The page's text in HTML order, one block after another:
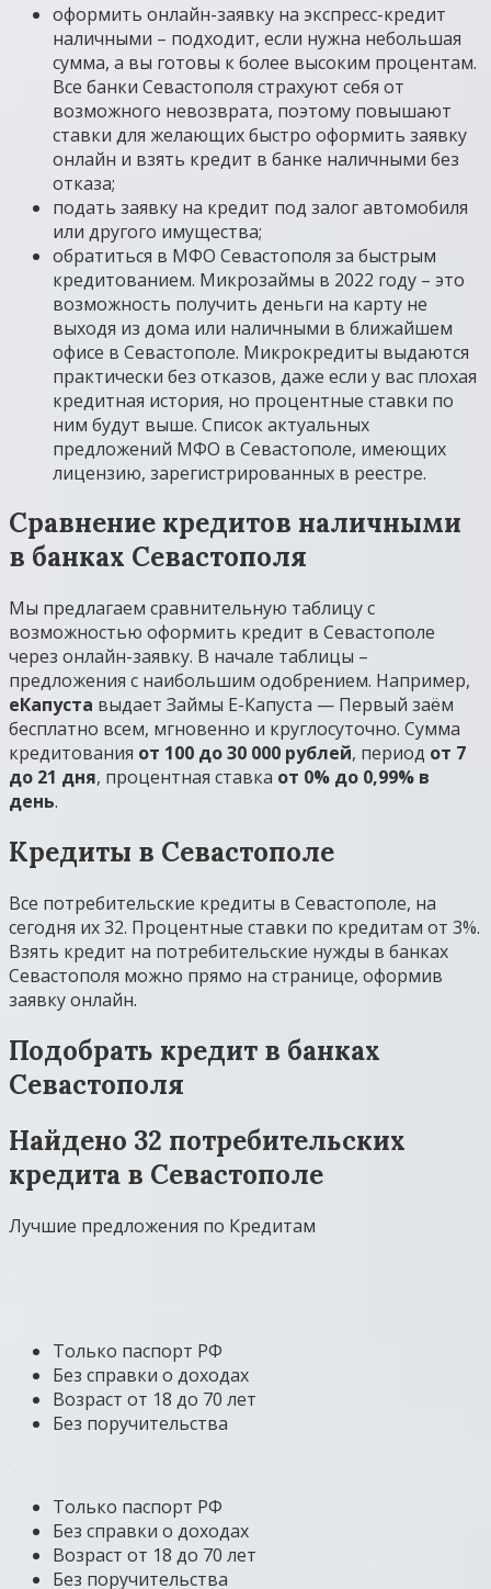
оформить онлайн-заявку на экспресс-кредит
наличными – подходит, если нужна небольшая
сумма, а вы готовы к более высоким процентам.
Все банки Севастополя страхуют себя от
возможного невозврата, поэтому повышают
ставки для желающих быстро оформить заявку
онлайн и взять кредит в банке наличными без
отказа;
подать заявку на кредит под залог автомобиля
или другого имущества;
обратиться в МФО Севастополя за быстрым
кредитованием. Микрозаймы в 2022 году – это
возможность получить деньги на карту не
выходя из дома или наличными в ближайшем
офисе в Севастополе. Микрокредиты выдаются
практически без отказов, даже если у вас плохая
кредитная история, но процентные ставки по
ним будут выше. Список актуальных
предложений МФО в Севастополе, имеющих
лицензию, зарегистрированных в реестре.
Сравнение кредитов наличными
в банках Севастополя
Мы предлагаем сравнительную таблицу с
возможностью оформить кредит в Севастополе
через онлайн-заявку. В начале таблицы –
предложения с наибольшим одобрением. Например,
еКапуста выдает Займы Е-Капуста — Первый заём
бесплатно всем, мгновенно и круглосуточно. Сумма
кредитования от 100 до 30 000 рублей, период от 7
до 21 дня, процентная ставка от 0% до 0,99% в
день.
Кредиты в Севастополе
Все потребительские кредиты в Севастополе, на
сегодня их 32. Процентные ставки по кредитам от 3%.
Взять кредит на потребительские нужды в банках
Севастополя можно прямо на странице, оформив
заявку онлайн.
Подобрать кредит в банках
Севастополя
Найдено 32 потребительских
кредита в Севастополе
Лучшие предложения по Кредитам
Только паспорт РФ
Без справки о доходах
Возраст от 18 до 70 лет
Без поручительства
Только паспорт РФ
Без справки о доходах
Возраст от 18 до 70 лет
Без поручительства